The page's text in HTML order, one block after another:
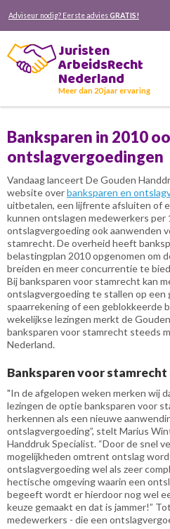
Adviseur nodig? Eerste adviesGRATIS!
Juristen
ArbeidsRecht
Nederland
Meer dan 20 jaar ervaring
Banksparen in 2010
ontslagvergoedingen
Vandaag lanceert De Gouden
website overbanksparen en
uitbetalen, een lijfrente afsluiten of
kunnen ontslagen medewerkers per
ontslagvergoeding ook aanwenden
stamrecht. De overheid heeft
belastingplan 2010 opgenomen om
breiden en meer concurrentie te
Bij banksparen voor stamrecht kan
ontslagvergoeding te stallen op een
spaarrekening of een geblokkeerde
wekelijkse lezingen merkt de
banksparen voor stamrecht steeds
Nederland.
Banksparen voor stamrecht
"In de afgelopen weken merken wij
lezingen de optie banksparen voor
herkennen als een nieuwe
ontslagvergoeding”, stelt Marius
Handdruk Specialist. “Door de snel
mogelijkheden omtrent ontslag
ontslagvergoeding wel als zeer
hectische omgeving waarin een
begeeft wordt er hierdoor nog wel
keuze gemaakt en dat is jammer!”
medewerkers - die een